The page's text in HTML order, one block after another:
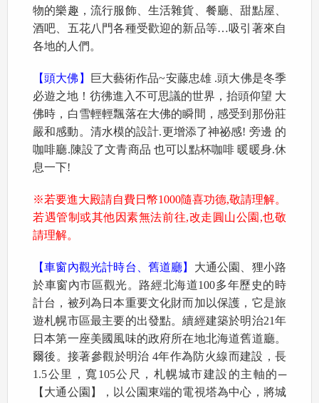
物的樂趣，流行服飾、生活雜貨、餐廳、甜點屋、
酒吧、五花八門各種受歡迎的新品等…吸引著來自
各地的人們。
【頭大佛】
巨大藝術作品~安藤忠雄 .頭大佛是冬季
必遊之地！彷彿進入不可思議的世界，抬頭仰望 大
佛時，白雪輕輕飄落在大佛的瞬間，感受到那份莊
嚴和感動。清水模的設計.更增添了神祕感! 旁邊 的
咖啡廳.陳設了文青商品 也可以點杯咖啡 暖暖身.休
息一下!
※若要進大殿請自費日幣1000隨喜功德,敬請理解。
若遇管制或其他因素無法前往,改走圓山公園,也敬
請理解。
【車窗內觀光計時台、舊道廳】 大通公園、狸小路
於車窗內市區觀光。路經北海道100多年歷史的時
計台，被列為日本重要文化財而加以保護，它是旅
遊札幌市區最主要的出發點。續經建築於明治21年
日本第一座美國風味的政府所在地北海道舊道廳。
爾後。接著參觀於明治 4年作為防火線而建設，長
1.5公里，寬105公尺，札幌城市建設的主軸的─
【大通公園】，以公園東端的電視塔為中心，將城